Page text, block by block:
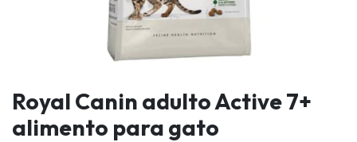
Royal Canin adulto Active 7+
alimento para gato